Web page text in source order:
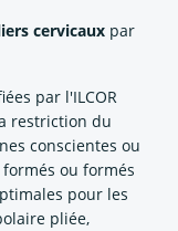
cervicaux par
par l'ILCOR
restriction du
conscientes ou
ou formés
pour les
pliée,